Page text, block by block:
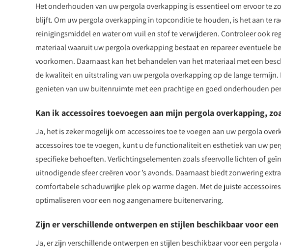
Het onderhouden van uw pergola overkapping is essentieel om ervoor te
blijft. Om uw pergola overkapping in topconditie te houden, is het aan te
reinigingsmiddel en water om vuil en stof te verwijderen. Controleer ook
materiaal waaruit uw pergola overkapping bestaat en repareer eventuele
voorkomen. Daarnaast kan het behandelen van het materiaal met een
de kwaliteit en uitstraling van uw pergola overkapping op de lange
genieten van uw buitenruimte met een prachtige en goed onderhouden
Kan ik accessoires toevoegen aan mijn pergola overkapping,
Ja, het is zeker mogelijk om accessoires toe te voegen aan uw pergola
accessoires toe te voegen, kunt u de functionaliteit en esthetiek van uw
specifieke behoeften. Verlichtingselementen zoals sfeervolle lichten of
uitnodigende sfeer creëren voor ’s avonds. Daarnaast biedt zonwering
comfortabele schaduwrijke plek op warme dagen. Met de juiste
optimaliseren voor een nog aangenamere buitenervaring.
Zijn er verschillende ontwerpen en stijlen beschikbaar voor
Ja, er zijn verschillende ontwerpen en stijlen beschikbaar voor een